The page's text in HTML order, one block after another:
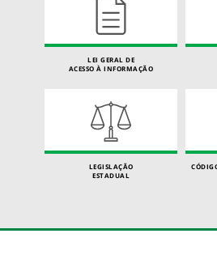
LEI GERAL DE
ACESSO À INFORMAÇÃO
LEGISLAÇÃO
ESTADUAL